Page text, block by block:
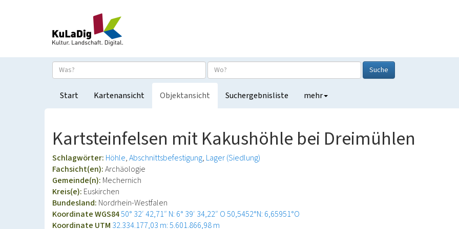
Suche
Start Kartenansicht Objektansicht Suchergebnisliste mehr
Kartsteinfelsen mit Kakushöhle bei Dreimühlen
Schlagwörter: Höhle Abschnittsbefestigung Lager (Siedlung)
Fachsicht(en):Archäologie
Gemeinde(n): Mechernich
Kreis(e): Euskirchen
Bundesland: Nordrhein-Westfalen
Koordinate WGS8450° 32′ 42,71″ N: 6° 39′ 34,22″ O50,5452°N: 6,65951°O
Koordinate UTM 32.334.177,03 m: 5.601.866,98 m